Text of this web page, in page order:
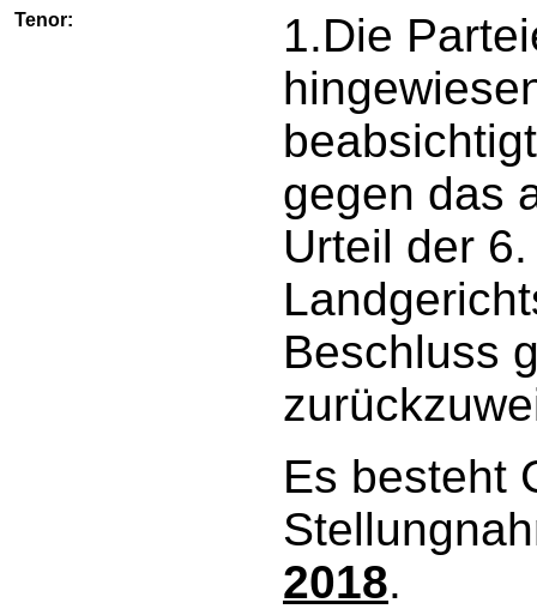
Tenor:
1.Die
gegen das
Urteil der
Beschluss
Es besteht
2018.